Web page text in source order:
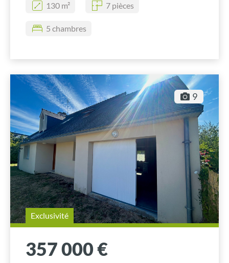
130 m² 7 pièces
5 chambres
9
Exclusivité
357 000 €